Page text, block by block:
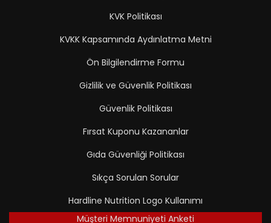
KVK Politikası
KVKK Kapsamında Aydınlatma Metni
Ön Bilgilendirme Formu
Gizlilik ve Güvenlik Politikası
Güvenlik Politikası
Fırsat Kuponu Kazananlar
Gıda Güvenliği Politikası
Sıkça Sorulan Sorular
Hardline Nutrition Logo Kullanımı
Müşteri Memnuniyeti Anketi